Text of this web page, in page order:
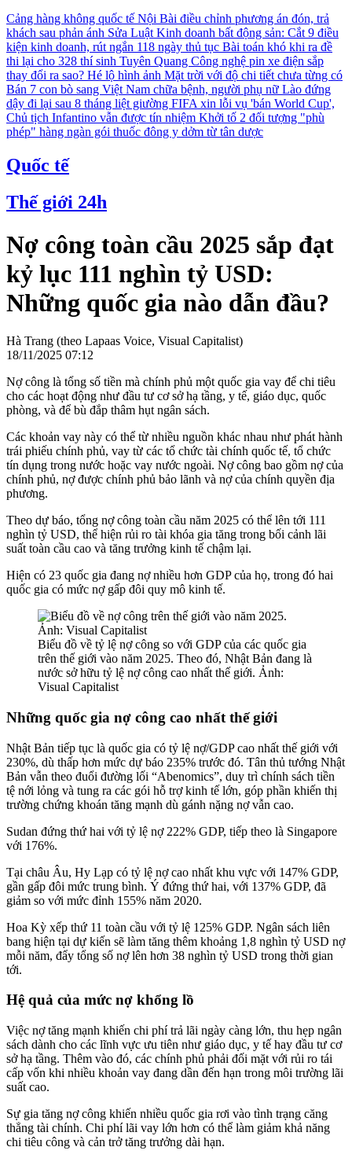
Cảng hàng không quốc tế Nội Bài điều chỉnh phương án đón, trả
khách sau phản ánh Sửa Luật Kinh doanh bất động sản: Cắt 9 điều
kiện kinh doanh, rút ngắn 118 ngày thủ tục Bài toán khó khi ra đề
thi lại cho 328 thí sinh Tuyên Quang Công nghệ pin xe điện sắp
thay đổi ra sao? Hé lộ hình ảnh Mặt trời với độ chi tiết chưa từng có
Bán 7 con bò sang Việt Nam chữa bệnh, người phụ nữ Lào đứng
dậy đi lại sau 8 tháng liệt giường FIFA xin lỗi vụ 'bán World Cup',
Chủ tịch Infantino vẫn được tín nhiệm Khởi tố 2 đối tượng "phù
phép" hàng ngàn gói thuốc đông y dởm từ tân dược
Quốc tế
Thế giới 24h
Nợ công toàn cầu 2025 sắp đạt
kỷ lục 111 nghìn tỷ USD:
Những quốc gia nào dẫn đầu?
Hà Trang (theo Lapaas Voice, Visual Capitalist)
18/11/2025 07:12
Nợ công là tổng số tiền mà chính phủ một quốc gia vay để chi tiêu
cho các hoạt động như đầu tư cơ sở hạ tầng, y tế, giáo dục, quốc
phòng, và để bù đắp thâm hụt ngân sách.
Các khoản vay này có thể từ nhiều nguồn khác nhau như phát hành
trái phiếu chính phủ, vay từ các tổ chức tài chính quốc tế, tổ chức
tín dụng trong nước hoặc vay nước ngoài. Nợ công bao gồm nợ của
chính phủ, nợ được chính phủ bảo lãnh và nợ của chính quyền địa
phương.
Theo dự báo, tổng nợ công toàn cầu năm 2025 có thể lên tới 111
nghìn tỷ USD, thể hiện rủi ro tài khóa gia tăng trong bối cảnh lãi
suất toàn cầu cao và tăng trưởng kinh tế chậm lại.
Hiện có 23 quốc gia đang nợ nhiều hơn GDP của họ, trong đó hai
quốc gia có mức nợ gấp đôi quy mô kinh tế.
Biểu đồ về tỷ lệ nợ công so với GDP của các quốc gia
trên thế giới vào năm 2025. Theo đó, Nhật Bản đang là
nước sở hữu tỷ lệ nợ công cao nhất thế giới. Ảnh:
Visual Capitalist
Những quốc gia nợ công cao nhất thế giới
Nhật Bản tiếp tục là quốc gia có tỷ lệ nợ/GDP cao nhất thế giới với
230%, dù thấp hơn mức dự báo 235% trước đó. Tân thủ tướng Nhật
Bản vẫn theo đuổi đường lối “Abenomics”, duy trì chính sách tiền
tệ nới lỏng và tung ra các gói hỗ trợ kinh tế lớn, góp phần khiến thị
trường chứng khoán tăng mạnh dù gánh nặng nợ vẫn cao.
Sudan đứng thứ hai với tỷ lệ nợ 222% GDP, tiếp theo là Singapore
với 176%.
Tại châu Âu, Hy Lạp có tỷ lệ nợ cao nhất khu vực với 147% GDP,
gần gấp đôi mức trung bình. Ý đứng thứ hai, với 137% GDP, đã
giảm so với mức đỉnh 155% năm 2020.
Hoa Kỳ xếp thứ 11 toàn cầu với tỷ lệ 125% GDP. Ngân sách liên
bang hiện tại dự kiến sẽ làm tăng thêm khoảng 1,8 nghìn tỷ USD nợ
mỗi năm, đẩy tổng số nợ lên hơn 38 nghìn tỷ USD trong thời gian
tới.
Hệ quả của mức nợ khổng lồ
Việc nợ tăng mạnh khiến chi phí trả lãi ngày càng lớn, thu hẹp ngân
sách dành cho các lĩnh vực ưu tiên như giáo dục, y tế hay đầu tư cơ
sở hạ tầng. Thêm vào đó, các chính phủ phải đối mặt với rủi ro tái
cấp vốn khi nhiều khoản vay đang dần đến hạn trong môi trường lãi
suất cao.
Sự gia tăng nợ công khiến nhiều quốc gia rơi vào tình trạng căng
thẳng tài chính. Chi phí lãi vay lớn hơn có thể làm giảm khả năng
chi tiêu công và cản trở tăng trưởng dài hạn.